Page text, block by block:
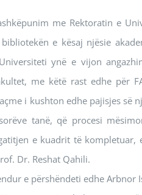
me Rektoratin e
e kësaj njësie
ynë e vijon
me këtë rast edhe për
i kushton edhe pajisjes
tanë, që procesi
e kuadrit të
Dr. Reshat Qahili.
e përshëndeti edhe Arbnor